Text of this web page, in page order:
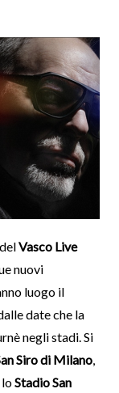
Vasco Live
nuovi
luogo il
date che la
negli stadi. Si
Siro di Milano,
Stadio San